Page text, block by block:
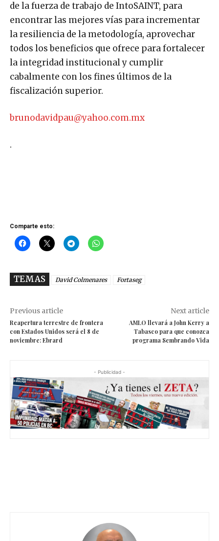
de la fuerza de trabajo de IntoSAINT, para
encontrar las mejores vías para incrementar
la resiliencia de la metodología, aprovechar
todos los beneficios que ofrece para fortalecer
la integridad institucional y cumplir
cabalmente con los fines últimos de la
fiscalización superior.
brunodavidpau@yahoo.com.mx
.
Comparte esto:
TEMAS David Colmenares Fortaseg
Previous article
Reapertura terrestre de frontera
con Estados Unidos será el 8 de
noviembre: Ebrard
Next article
AMLO llevará a John Kerry a
Tabasco para que conozca
programa Sembrando Vida
- Publicidad -